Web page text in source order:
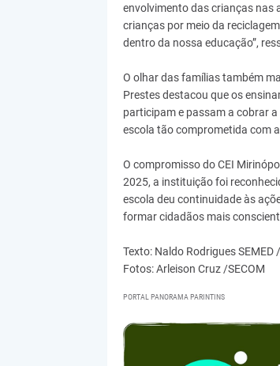
envolvimento das crianças nas
crianças por meio da
dentro da nossa educação”,
O olhar das famílias também
Prestes destacou que os
participam e passam a cobrar
escola tão comprometida com
O compromisso do CEI
2025, a instituição foi
escola deu continuidade às
formar cidadãos mais
Texto: Naldo Rodrigues SEMED
Fotos: Arleison Cruz /SECOM
PORTAL PANORAMA PARINTINS